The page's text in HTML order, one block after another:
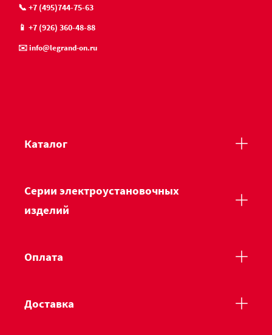
📞 +7 (495)744-75-63
📱 +7 (926) 360-48-88
✉️ info@legrand-on.ru
Каталог
Серии электроустановочных
изделий
Оплата
Доставка